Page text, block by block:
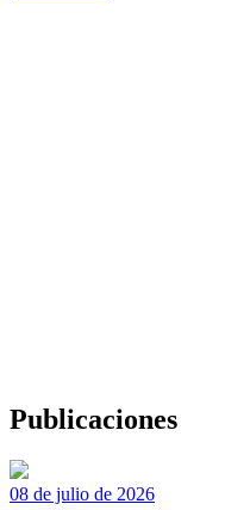
Publicaciones
08 de julio de 2026